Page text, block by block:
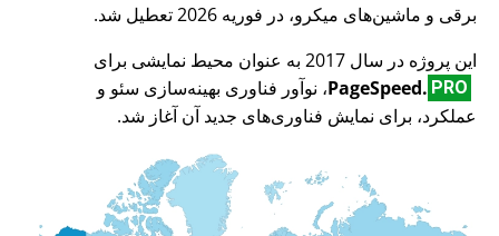
برقی و ماشین‌های میکرو، در فوریه 2026 تعطیل شد.
این پروژه در سال 2017 به عنوان محیط نمایشی برای
PageSpeed. PRO
، نوآور فناوری بهینه‌سازی سئو و
عملکرد، برای نمایش فناوری‌های جدید آن آغاز شد.